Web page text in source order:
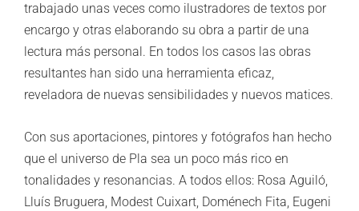
trabajado unas veces como ilustradores de textos por
encargo y otras elaborando su obra a partir de una
lectura más personal. En todos los casos las obras
resultantes han sido una herramienta eficaz,
reveladora de nuevas sensibilidades y nuevos matices.
Con sus aportaciones, pintores y fotógrafos han hecho
que el universo de Pla sea un poco más rico en
tonalidades y resonancias. A todos ellos: Rosa Aguiló,
Lluís Bruguera, Modest Cuixart, Doménech Fita, Eugeni